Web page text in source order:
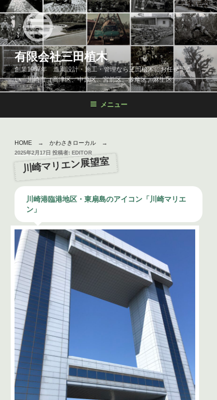
コ
ン
テ
ン
ツ
へ
ス
キ
有限会社三田植木
創業1967年 造園設計・施工・管理なら三田植木にお任せ下さ
い 川崎市（高津区、中原区、宮前区、多摩区、麻生区）
メニュー
HOME → かわさきローカル →
投
稿
日:
2025年2月17日 投稿者: EDITOR
川崎マリエン展望室
川崎港臨港地区・東扇島のアイコン「川崎マリエ
ン」